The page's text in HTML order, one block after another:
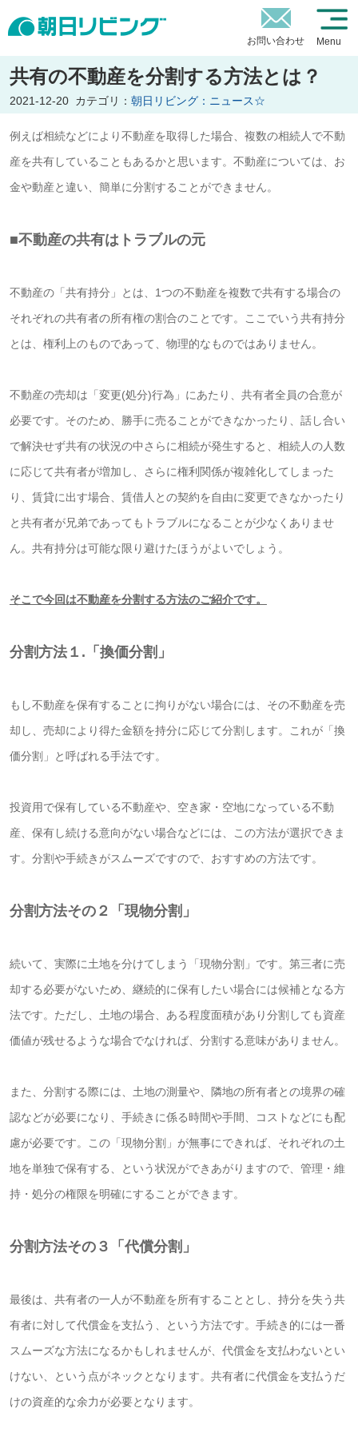
お問い合わせ Menu
共有の不動産を分割する方法とは？
2021-12-20 カテゴリ： 朝日リビング：ニュース☆
例えば相続などにより不動産を取得した場合、複数の相続人で不動
産を共有していることもあるかと思います。 不動産については、お
金や動産と違い、簡単に分割することができません。
■不動産の共有はトラブルの元
不動産の「共有持分」とは、1つの不動産を複数で共有する場合の
それぞれの共有者の所有権の割合のことです。ここでいう共有持分
とは、権利上のものであって、物理的なものではありません。
不動産の売却は「変更(処分)行為」にあたり、共有者全員の合意が
必要です。そのため、勝手に売ることができなかったり、話し合い
で解決せず共有の状況の中さらに相続が発生すると、相続人の人数
に応じて共有者が増加し、さらに権利関係が複雑化してしまった
り、賃貸に出す場合、賃借人との契約を自由に変更できなかったり
と共有者が兄弟であってもトラブルになることが少なくありませ
ん。 共有持分は可能な限り避けたほうがよいでしょう。
そこで今回は不動産を分割する方法のご紹介です。
分割方法１. 「換価分割」
もし不動産を保有することに拘りがない場合には、その不動産を売
却し、売却により得た金額を持分に応じて分割します。
これが「換
価分割」と呼ばれる手法です。
投資用で保有している不動産や、空き家・空地になっている不動
産、保有し続ける意向がない場合などには、この方法が選択できま
す。 分割や手続きがスムーズですので、おすすめの方法です。
分割方法その２「現物分割」
続いて、実際に土地を分けてしまう「現物分割」です。 第三者に売
却する必要がないため、継続的に保有したい場合には候補となる方
法です。 ただし、土地の場合、ある程度面積があり分割しても資産
価値が残せるような場合でなければ、分割する意味がありません。
また、分割する際には、土地の測量や、隣地の所有者との境界の確
認などが必要になり、手続きに係る時間や手間、コストなどにも配
慮が必要です。
この「現物分割」が無事にできれば、それぞれの土
地を単独で保有する、という状況ができあがりますので、管理・維
持・処分の権限を明確にすることができます。
分割方法その３「代償分割」
最後は、共有者の一人が不動産を所有することとし、持分を失う共
有者に対して代償金を支払う、という方法です。 手続き的には一番
スムーズな方法になるかもしれませんが、代償金を支払わないとい
けない、という点がネックとなります。 共有者に代償金を支払うだ
けの資産的な余力が必要となります。